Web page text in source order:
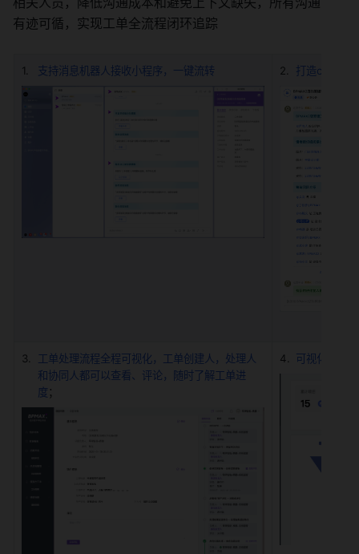
有迹可循，实现工单全流程闭环追踪
支持消息机器人接收小程序，一键流转 打造
工单处理流程全程可视化，工单创建人，处理人
和协同人都可以查看、评论，随时了解工单进
度 ；
可视化看板